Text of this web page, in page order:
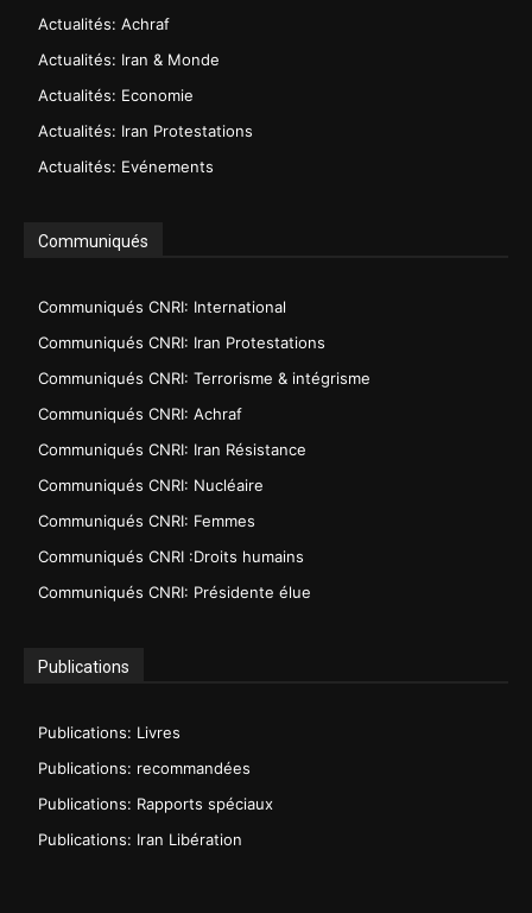
Actualités: Achraf
Actualités: Iran & Monde
Actualités: Economie
Actualités: Iran Protestations
Actualités: Evénements
Communiqués
Communiqués CNRI: International
Communiqués CNRI: Iran Protestations
Communiqués CNRI: Terrorisme & intégrisme
Communiqués CNRI: Achraf
Communiqués CNRI: Iran Résistance
Communiqués CNRI: Nucléaire
Communiqués CNRI: Femmes
Communiqués CNRI :Droits humains
Communiqués CNRI: Présidente élue
Publications
Publications: Livres
Publications: recommandées
Publications: Rapports spéciaux
Publications: Iran Libération